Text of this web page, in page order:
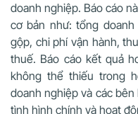
doanh nghiệp. Báo cáo
cơ bản như: tổng
gộp, chi phí vận hành,
thuế. Báo cáo kết quả
không thể thiếu trong
doanh nghiệp và các
tình hình chính và hoạt